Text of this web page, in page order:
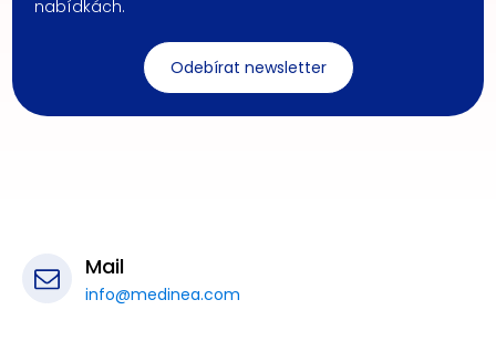
nabídkách.
Odebírat newsletter
Mail
info@medinea.com